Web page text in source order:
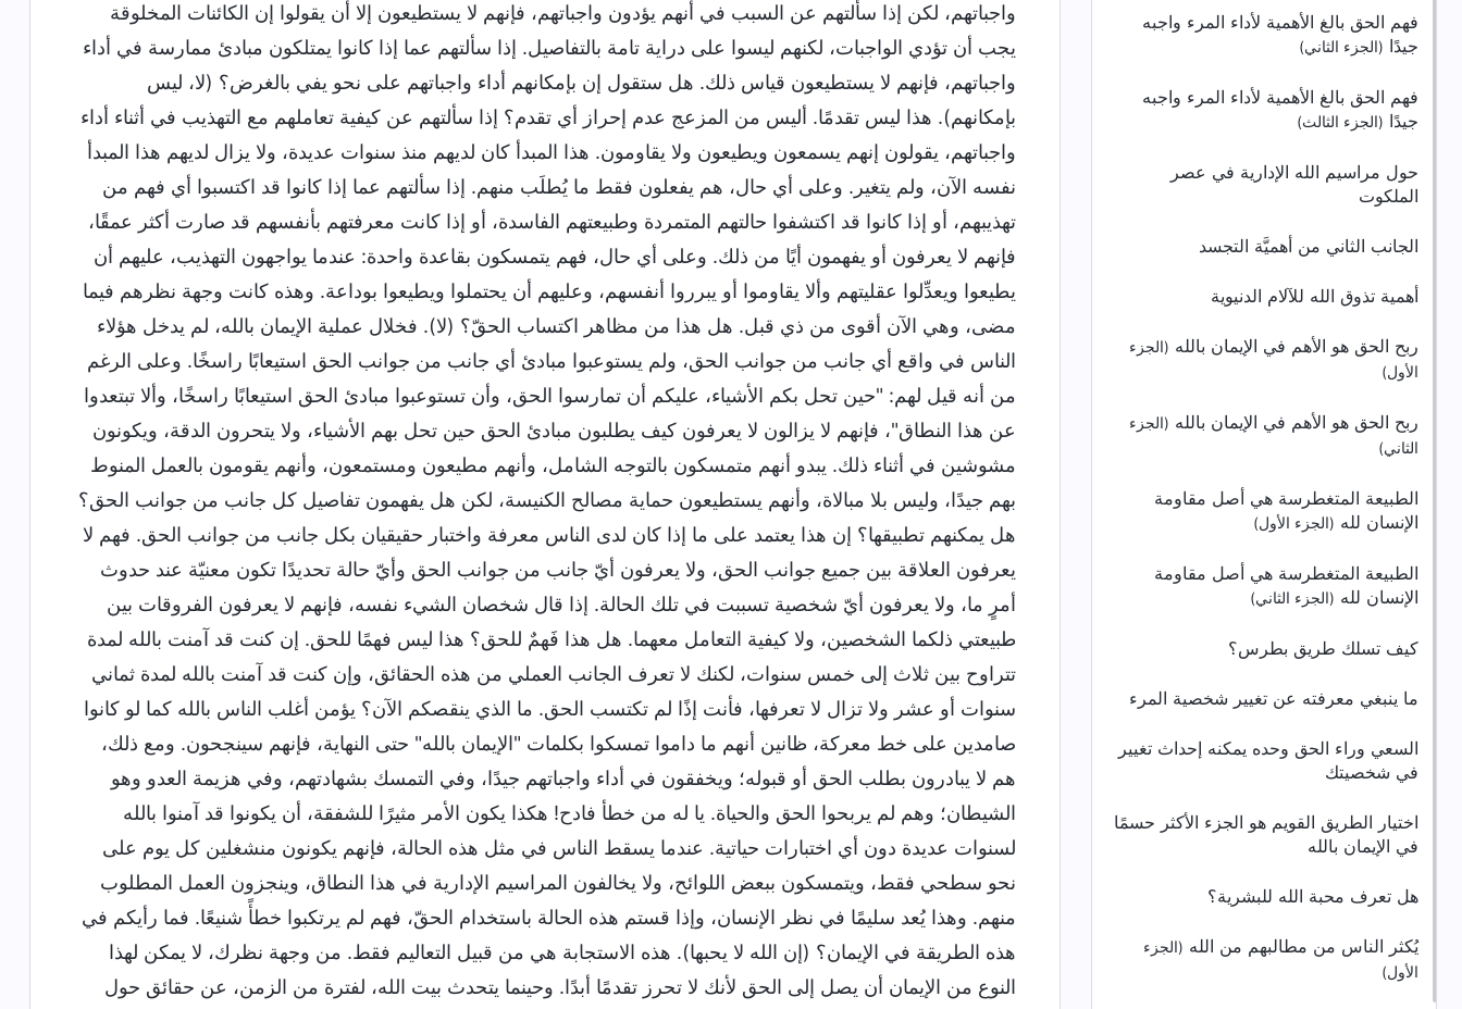
فهم الحق بالغ الأهمية لأداء المرء واجبه
جيدًا (الجزء الثاني)
فهم الحق بالغ الأهمية لأداء المرء واجبه
جيدًا (الجزء الثالث)
حول مراسيم الله الإدارية في عصر
الملكوت
الجانب الثاني من أهميَّة التجسد
أهمية تذوق الله للآلام الدنيوية
ربح الحق هو الأهم في الإيمان بالله (الجزء
الأول)
ربح الحق هو الأهم في الإيمان بالله (الجزء
الثاني)
الطبيعة المتغطرسة هي أصل مقاومة
الإنسان لله (الجزء الأول)
الطبيعة المتغطرسة هي أصل مقاومة
الإنسان لله (الجزء الثاني)
كيف تسلك طريق بطرس؟
ما ينبغي معرفته عن تغيير شخصية المرء
السعي وراء الحق وحده يمكنه إحداث تغيير
في شخصيتك
اختيار الطريق القويم هو الجزء الأكثر حسمًا
في الإيمان بالله
هل تعرف محبة الله للبشرية؟
يُكثر الناس من مطالبهم من الله (الجزء
الأول)
واجباتهم، لكن إذا سألتهم عن السبب في أنهم يؤدون واجباتهم، فإنهم لا يستطيعون إلا أن يقولوا إن الكائنات المخلوقة
يجب أن تؤدي الواجبات، لكنهم ليسوا على دراية تامة بالتفاصيل. إذا سألتهم عما إذا كانوا يمتلكون مبادئ ممارسة في أداء
واجباتهم، فإنهم لا يستطيعون قياس ذلك. هل ستقول إن بإمكانهم أداء واجباتهم على نحو يفي بالغرض؟ (لا، ليس
بإمكانهم). هذا ليس تقدمًا. أليس من المزعج عدم إحراز أي تقدم؟ إذا سألتهم عن كيفية تعاملهم مع التهذيب في أثناء أداء
واجباتهم، يقولون إنهم يسمعون ويطيعون ولا يقاومون. هذا المبدأ كان لديهم منذ سنوات عديدة، ولا يزال لديهم هذا المبدأ
نفسه الآن، ولم يتغير. وعلى أي حال، هم يفعلون فقط ما يُطلَب منهم. إذا سألتهم عما إذا كانوا قد اكتسبوا أي فهم من
تهذيبهم، أو إذا كانوا قد اكتشفوا حالتهم المتمردة وطبيعتهم الفاسدة، أو إذا كانت معرفتهم بأنفسهم قد صارت أكثر عمقًا،
فإنهم لا يعرفون أو يفهمون أيًا من ذلك. وعلى أي حال، فهم يتمسكون بقاعدة واحدة: عندما يواجهون التهذيب، عليهم أن
يطيعوا ويعدِّلوا عقليتهم وألا يقاوموا أو يبرروا أنفسهم، وعليهم أن يحتملوا ويطيعوا بوداعة. وهذه كانت وجهة نظرهم فيما
مضى، وهي الآن أقوى من ذي قبل. هل هذا من مظاهر اكتساب الحقّ؟ (لا). فخلال عملية الإيمان بالله، لم يدخل هؤلاء
الناس في واقع أي جانب من جوانب الحق، ولم يستوعبوا مبادئ أي جانب من جوانب الحق استيعابًا راسخًا. وعلى الرغم
من أنه قيل لهم: "حين تحل بكم الأشياء، عليكم أن تمارسوا الحق، وأن تستوعبوا مبادئ الحق استيعابًا راسخًا، وألا تبتعدوا
عن هذا النطاق"، فإنهم لا يزالون لا يعرفون كيف يطلبون مبادئ الحق حين تحل بهم الأشياء، ولا يتحرون الدقة، ويكونون
مشوشين في أثناء ذلك. يبدو أنهم متمسكون بالتوجه الشامل، وأنهم مطيعون ومستمعون، وأنهم يقومون بالعمل المنوط
بهم جيدًا، وليس بلا مبالاة، وأنهم يستطيعون حماية مصالح الكنيسة، لكن هل يفهمون تفاصيل كل جانب من جوانب الحق؟
هل يمكنهم تطبيقها؟ إن هذا يعتمد على ما إذا كان لدى الناس معرفة واختبار حقيقيان بكل جانب من جوانب الحق. فهم لا
يعرفون العلاقة بين جميع جوانب الحق، ولا يعرفون أيّ جانب من جوانب الحق وأيّ حالة تحديدًا تكون معنيّة عند حدوث
أمرٍ ما، ولا يعرفون أيّ شخصية تسببت في تلك الحالة. إذا قال شخصان الشيء نفسه، فإنهم لا يعرفون الفروقات بين
طبيعتي ذلكما الشخصين، ولا كيفية التعامل معهما. هل هذا فَهمٌ للحق؟ هذا ليس فهمًا للحق. إن كنت قد آمنت بالله لمدة
تتراوح بين ثلاث إلى خمس سنوات، لكنك لا تعرف الجانب العملي من هذه الحقائق، وإن كنت قد آمنت بالله لمدة ثماني
سنوات أو عشر ولا تزال لا تعرفها، فأنت إذًا لم تكتسب الحق. ما الذي ينقصكم الآن؟ يؤمن أغلب الناس بالله كما لو كانوا
صامدين على خط معركة، ظانين أنهم ما داموا تمسكوا بكلمات "الإيمان بالله" حتى النهاية، فإنهم سينجحون. ومع ذلك،
هم لا يبادرون بطلب الحق أو قبوله؛ ويخفقون في أداء واجباتهم جيدًا، وفي التمسك بشهادتهم، وفي هزيمة العدو وهو
الشيطان؛ وهم لم يربحوا الحق والحياة. يا له من خطأ فادح! هكذا يكون الأمر مثيرًا للشفقة، أن يكونوا قد آمنوا بالله
لسنوات عديدة دون أي اختبارات حياتية. عندما يسقط الناس في مثل هذه الحالة، فإنهم يكونون منشغلين كل يوم على
نحو سطحي فقط، ويتمسكون ببعض اللوائح، ولا يخالفون المراسيم الإدارية في هذا النطاق، وينجزون العمل المطلوب
منهم. وهذا يُعد سليمًا في نظر الإنسان، وإذا قستم هذه الحالة باستخدام الحقّ، فهم لم يرتكبوا خطأً شنيعًا. فما رأيكم في
هذه الطريقة في الإيمان؟ (إن الله لا يحبها). هذه الاستجابة هي من قبيل التعاليم فقط. من وجهة نظرك، لا يمكن لهذا
النوع من الإيمان أن يصل إلى الحق لأنك لا تحرز تقدمًا أبدًا. وحينما يتحدث بيت الله، لفترة من الزمن، عن حقائق حول